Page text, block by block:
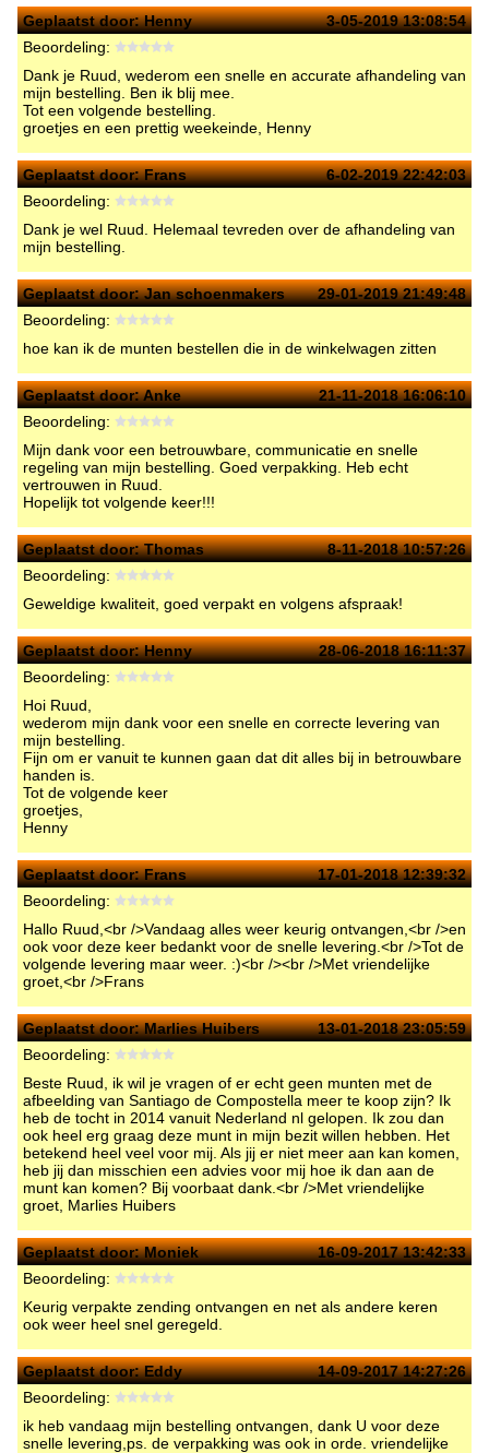
Geplaatst door:Henny
3-05-2019 13:08:54
Beoordeling:
Dank je Ruud, wederom een snelle en accurate afhandeling van
mijn bestelling. Ben ik blij mee.
Tot een volgende bestelling.
groetjes en een prettig weekeinde, Henny
Geplaatst door:Frans
6-02-2019 22:42:03
Beoordeling:
Dank je wel Ruud. Helemaal tevreden over de afhandeling van
mijn bestelling.
Geplaatst door:Jan schoenmakers
29-01-2019 21:49:48
Beoordeling:
hoe kan ik de munten bestellen die in de winkelwagen zitten
Geplaatst door:Anke
21-11-2018 16:06:10
Beoordeling:
Mijn dank voor een betrouwbare, communicatie en snelle
regeling van mijn bestelling. Goed verpakking. Heb echt
vertrouwen in Ruud.
Hopelijk tot volgende keer!!!
Geplaatst door:Thomas
8-11-2018 10:57:26
Beoordeling:
Geweldige kwaliteit, goed verpakt en volgens afspraak!
Geplaatst door:Henny
28-06-2018 16:11:37
Beoordeling:
Hoi Ruud,
wederom mijn dank voor een snelle en correcte levering van
mijn bestelling.
Fijn om er vanuit te kunnen gaan dat dit alles bij in betrouwbare
handen is.
Tot de volgende keer
groetjes,
Henny
Geplaatst door:Frans
17-01-2018 12:39:32
Beoordeling:
Hallo Ruud,<br />Vandaag alles weer keurig ontvangen,<br />en
ook voor deze keer bedankt voor de snelle levering.<br />Tot de
volgende levering maar weer. :)<br /><br />Met vriendelijke
groet,<br />Frans
Geplaatst door:Marlies Huibers
13-01-2018 23:05:59
Beoordeling:
Beste Ruud, ik wil je vragen of er echt geen munten met de
afbeelding van Santiago de Compostella meer te koop zijn? Ik
heb de tocht in 2014 vanuit Nederland nl gelopen. Ik zou dan
ook heel erg graag deze munt in mijn bezit willen hebben. Het
betekend heel veel voor mij. Als jij er niet meer aan kan komen,
heb jij dan misschien een advies voor mij hoe ik dan aan de
munt kan komen? Bij voorbaat dank.<br />Met vriendelijke
groet, Marlies Huibers
Geplaatst door:Moniek
16-09-2017 13:42:33
Beoordeling:
Keurig verpakte zending ontvangen en net als andere keren
ook weer heel snel geregeld.
Geplaatst door:Eddy
14-09-2017 14:27:26
Beoordeling:
ik heb vandaag mijn bestelling ontvangen, dank U voor deze
snelle levering,ps. de verpakking was ook in orde. vriendelijke